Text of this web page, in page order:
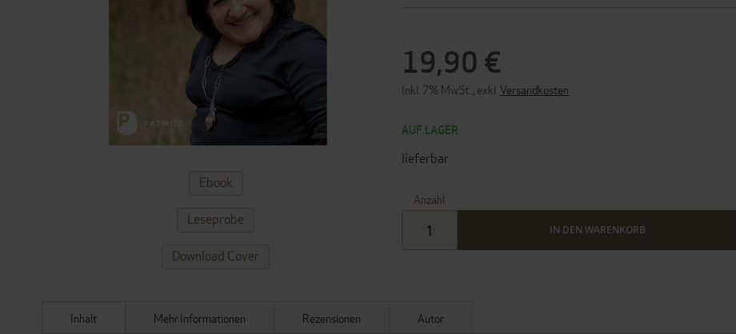
19,90 €
Inkl. 7% MwSt. , exkl. Versandkosten
AUF LAGER
lieferbar
Anzahl
IN DEN WARENKORB
ZUM
ANFANG
BILDERGALERIE
Ebook
Leseprobe
Download Cover
Inhalt Mehr Informationen Rezensionen Autor